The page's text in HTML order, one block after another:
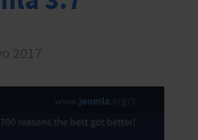
2017